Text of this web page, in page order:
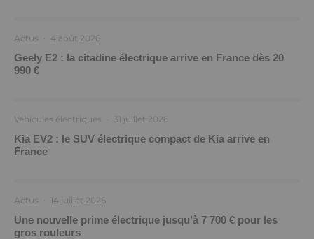
Actus · 4 août 2026
Geely E2 : la citadine électrique arrive en France dès 20
990 €
Véhicules électriques · 31 juillet 2026
Kia EV2 : le SUV électrique compact de Kia arrive en
France
Actus · 14 juillet 2026
Une nouvelle prime électrique jusqu’à 7 700 € pour les
gros rouleurs